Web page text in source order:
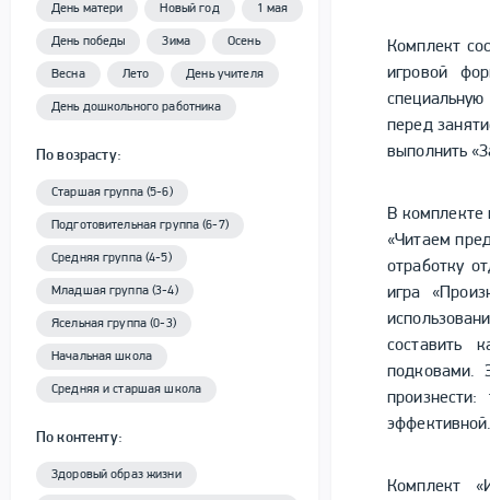
День матери Новый год 1 мая
День победы Зима Осень
Весна Лето День учителя
День дошкольного работника
По возрасту:
Старшая группа (5-6)
Подготовительная группа (6-7)
Средняя группа (4-5)
Младшая группа (3-4)
Ясельная группа (0-3)
Начальная школа
Средняя и старшая школа
По контенту:
Здоровый образ жизни
Комплект
игровой
перед
выполнить
В комплекте
«Читаем
отработку
игра
составить
подковами.
Комплект